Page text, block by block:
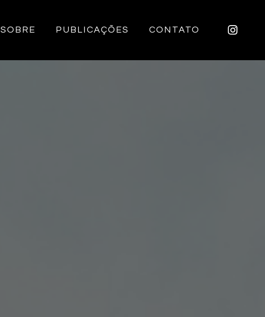
SOBRE PUBLICAÇÕES CONTATO